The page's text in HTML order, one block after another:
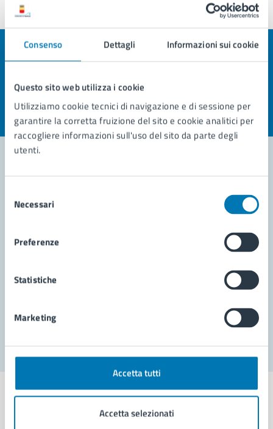
Consenso Dettagli Informazioni sui cookie
Questo sito web utilizza i cookie
Utilizziamo cookie tecnici di navigazione e di sessione per
garantire la corretta fruizione del sito e cookie analitici per
raccogliere informazioni sull'uso del sito da parte degli
utenti.
delNecessari
Preferenze
Statistiche
Marketing
Accetta tutti
Accetta selezionati
Quanto sono chiare le informazioni su questa
Valuta la chiarezza delle informazioni (da 1 a 5 stelle)
Seleziona il numero di stelle per valutare la chiarezza delle
Valuta 5 stelle su 5
Valuta 4 stelle su 5
Valuta 3 stelle su 5
Valuta 2 stelle su 5
Valuta 1 stelle su 5
Leggi le domande frequenti
Richiedi assistenza
Segnala disservizio